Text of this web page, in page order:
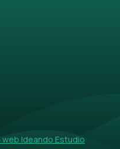
web Ideando Estudio